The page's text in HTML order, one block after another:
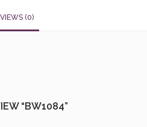
(0)
“BW1084”